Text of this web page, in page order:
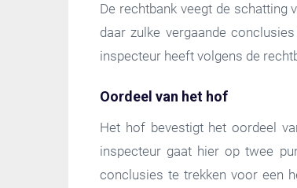
De rechtbank veegt de schatting
daar zulke vergaande
inspecteur heeft volgens de
Oordeel van het hof
Het hof bevestigt het oordeel
inspecteur gaat hier op twee
conclusies te trekken voor een